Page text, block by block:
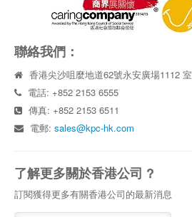
聯絡我們：
香港尖沙咀麼地道62號永安廣場1112 室
電話: +852 2153 6555
傳真: +852 2153 6511
電郵:sales@kpc-hk.com
了解更多關於香港公司 ?
訂閱獲得更多有關香港公司的最新消息